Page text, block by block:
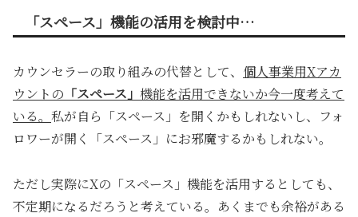
「スペース」機能の活用を検討中…
カウンセラーの取り組みの代替として、 個人事業用Xアカ
ウントの 「スペース」 機能を活用できないか今一度考えて
いる。 私が自ら「スペース」を開くかもしれないし、フォ
ロワーが開く「スペース」にお邪魔するかもしれない。
ただし実際にXの「スペース」機能を活用するとしても、
不定期になるだろうと考えている。あくまでも余裕がある